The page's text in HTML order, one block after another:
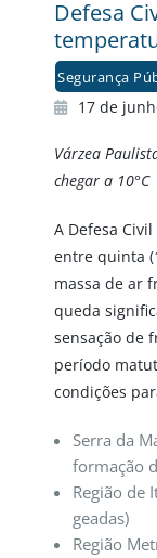
Defesa
Segurança
17 de
Várzea
chegar a 10°C
A Defesa
entre quinta
massa de ar
queda
sensação de
período
condições
Serra da
formação
Região de
geadas)
Região